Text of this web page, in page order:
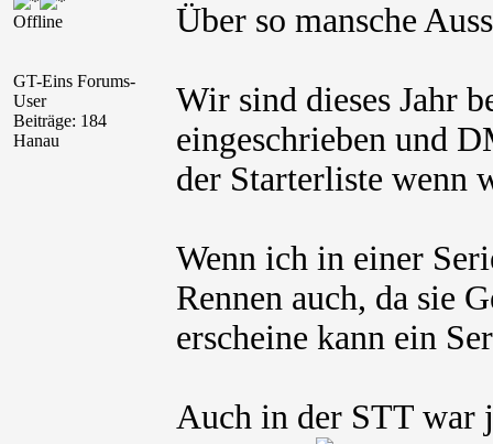
Offline
GT-Eins Forums-
User
Beiträge: 184
Hanau
Über so mansche
Wir sind dieses Jahr
eingeschrieben und
der Starterliste wenn
Wenn ich in einer
Rennen auch, da sie
erscheine kann ein
Auch in der STT war